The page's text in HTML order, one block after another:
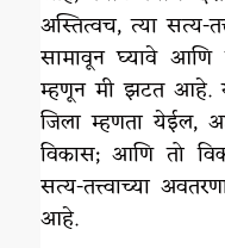
अस्तित्वच, त्या सत्य-
सामावून घ्यावे आणि
म्हणून मी झटत आहे.
जिला म्हणता येईल,
विकास; आणि तो
सत्य-तत्त्वाच्या
आहे.